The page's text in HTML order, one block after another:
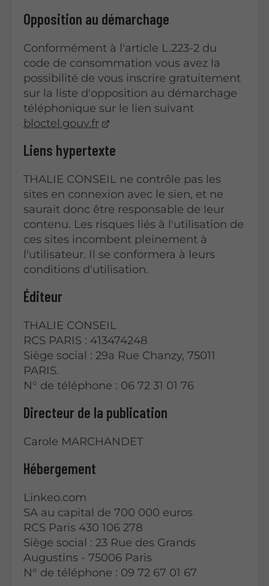
Opposition au démarchage
Conformément à l'article L.223-2 du
code de consommation vous avez la
possibilité de vous inscrire gratuitement
sur la liste d'opposition au démarchage
téléphonique sur le lien suivant
bloctel.gouv.fr
Liens hypertexte
THALIE CONSEIL ne contrôle pas les
sites en connexion avec le sien, et ne
saurait donc être responsable de leur
contenu. Les risques liés à l'utilisation de
ces sites incombent pleinement à
l'utilisateur. Il se conformera à leurs
conditions d'utilisation.
Éditeur
THALIE CONSEIL
RCS PARIS : 413474248
Siège social : 29a Rue Chanzy, 75011
PARIS.
N° de téléphone : 06 72 31 01 76
Directeur de la publication
Carole MARCHANDET
Hébergement
Linkeo.com
SA au capital de 700 000 euros
RCS Paris 430 106 278
Siège social : 23 Rue des Grands
Augustins - 75006 Paris
N° de téléphone : 09 72 67 01 67